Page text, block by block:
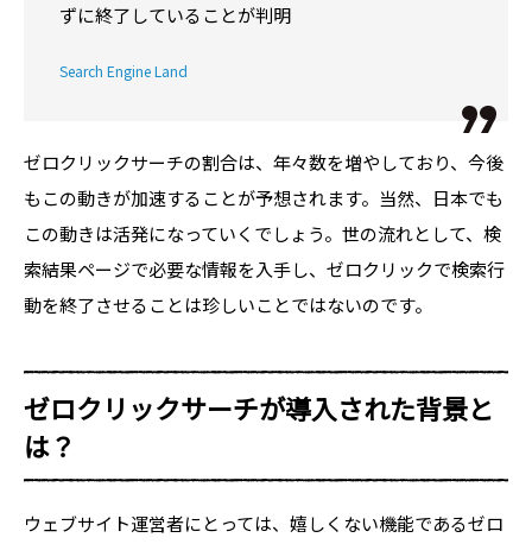
ずに終了していることが判明
Search Engine Land
ゼロクリックサーチの割合は、年々数を増やしており、今後
もこの動きが加速することが予想されます。当然、日本でも
この動きは活発になっていくでしょう。世の流れとして、検
索結果ページで必要な情報を入手し、ゼロクリックで検索行
動を終了させることは珍しいことではないのです。
ゼロクリックサーチが導入された背景と
は？
ウェブサイト運営者にとっては、嬉しくない機能であるゼロ